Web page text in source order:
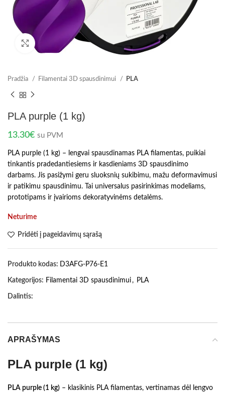
Spustelėkite norėdami padidinti
Pradžia Filamentai 3D spausdinimui PLA
PLA purple (1 kg)
13.30€ su PVM
PLA purple (1 kg) – lengvai spausdinamas PLA filamentas, puikiai
tinkantis pradedantiesiems ir kasdieniams 3D spausdinimo
darbams. Jis pasižymi geru sluoksnių sukibimu, mažu deformavimusi
ir patikimu spausdinimu. Tai universalus pasirinkimas modeliams,
prototipams ir įvairioms dekoratyvinėms detalėms.
Neturime
Pridėti į pageidavimų sąrašą
Produkto kodas: D3AFG-P76-E1
Kategorijos: Filamentai 3D spausdinimui , PLA
Dalintis:
APRAŠYMAS
PLA purple (1 kg)
PLA purple (1 kg) – klasikinis PLA filamentas, vertinamas dėl lengvo